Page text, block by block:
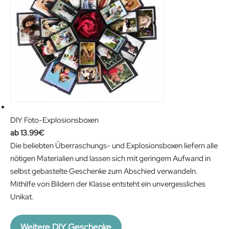
n
a
l
p
r
i
c
a
:
1
9
.
€
n
t
p
r
i
c
e
:
2
.
7
4
DIY Foto-Explosionsboxen
13.99€
Die beliebten Überraschungs- und Explosionsboxen liefern alle
nötigen Materialien und lassen sich mit geringem Aufwand in
selbst gebastelte Geschenke zum Abschied verwandeln.
Mithilfe von Bildern der Klasse entsteht ein unvergessliches
Unikat.